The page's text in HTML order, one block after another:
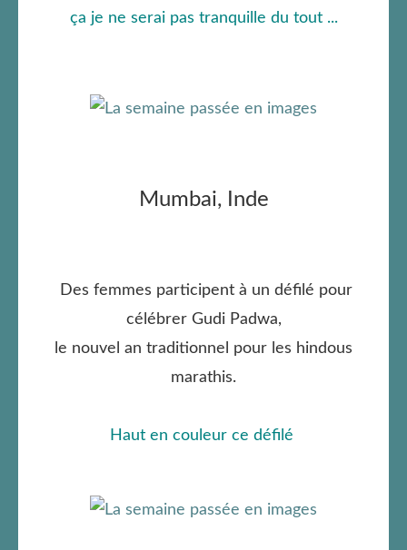
ça je ne serai pas tranquille du tout ...
Mumbai, Inde
Des femmes participent à un défilé pour
célébrer Gudi Padwa,
le nouvel an traditionnel pour les hindous
marathis.
Haut en couleur ce défilé